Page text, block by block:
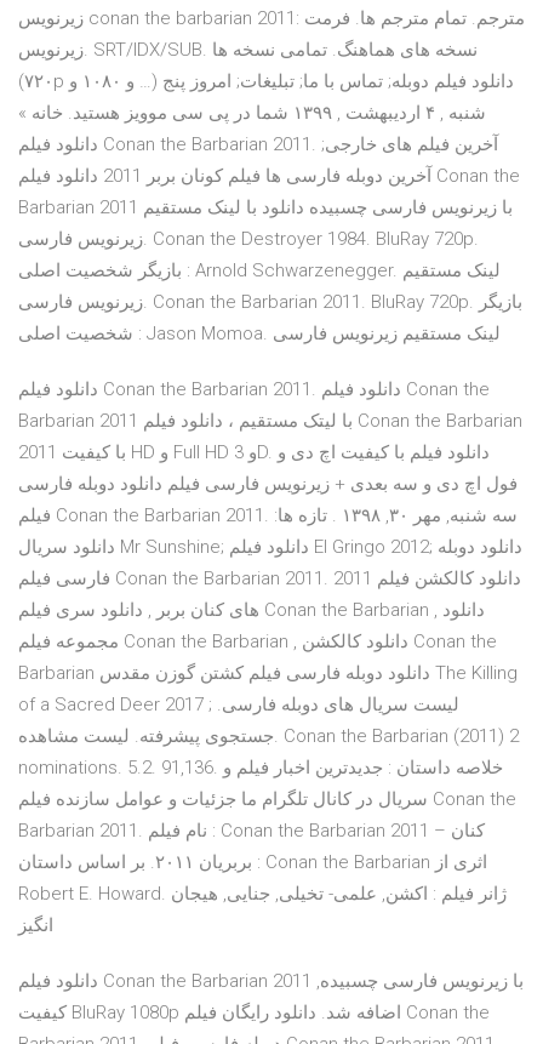
زیرنویس conan the barbarian 2011: مترجم. تمام مترجم ها. فرمت
زیرنویس. SRT/IDX/SUB. نسخه های هماهنگ. تمامی نسخه ها
(۷۲۰p و ۱۰۸۰ و …) دانلود فیلم دوبله; تماس با ما; تبلیغات; امروز پنج
شنبه , ۴ اردیبهشت , ۱۳۹۹ شما در پی سی موویز هستيد. خانه »
دانلود فیلم Conan the Barbarian 2011. آخرین فیلم های خارجی;
آخرین دوبله فارسی ها فیلم کونان بربر 2011 دانلود فیلم Conan the
Barbarian 2011 با زیرنویس فارسی چسبیده دانلود با لینک مستقیم
زیرنویس فارسی. Conan the Destroyer 1984. BluRay 720p.
بازیگر شخصیت اصلی : Arnold Schwarzenegger. لینک مستقیم
زیرنویس فارسی. Conan the Barbarian 2011. BluRay 720p. بازیگر
شخصیت اصلی : Jason Momoa. لینک مستقیم زیرنویس فارسی
دانلود فیلم Conan the Barbarian 2011. دانلود فیلم Conan the
Barbarian 2011 با لیتک مستقیم ، دانلود فیلم Conan the Barbarian
2011 با کیفیت HD و Full HD و 3D. دانلود فیلم با کیفیت اچ دی و
فول اچ دی و سه بعدی + زیرنویس فارسی فیلم دانلود دوبله فارسی
فیلم Conan the Barbarian 2011. سه شنبه, مهر ۳۰, ۱۳۹۸ . تازه ها:
دانلود سریال Mr Sunshine; دانلود فیلم El Gringo 2012; دانلود دوبله
فارسی فیلم Conan the Barbarian 2011. 2011 دانلود کالکشن فیلم
های کنان بربر , دانلود سری فیلم Conan the Barbarian , دانلود
مجموعه فیلم Conan the Barbarian , دانلود کالکشن Conan the
Barbarian دانلود دوبله فارسی فیلم کشتن گوزن مقدس The Killing
of a Sacred Deer 2017 ; لیست سریال های دوبله فارسی.
جستجوی پیشرفته. لیست مشاهده. Conan the Barbarian (2011) 2
nominations. 5.2. 91,136. خلاصه داستان : جدیدترین اخبار فیلم و
سریال در کانال تلگرام ما جزئیات و عوامل سازنده فیلم Conan the
Barbarian 2011. نام فیلم : Conan the Barbarian 2011 – کنان
بربریان ۲۰۱۱. بر اساس داستان : Conan the Barbarian اثری از
Robert E. Howard. ژانر فیلم : اکشن, علمی- تخیلی, جنایی, هیجان
انگیز
دانلود فیلم Conan the Barbarian 2011 با زیرنویس فارسی چسبیده,
کیفیت BluRay 1080p اضافه شد. دانلود رایگان فیلم Conan the